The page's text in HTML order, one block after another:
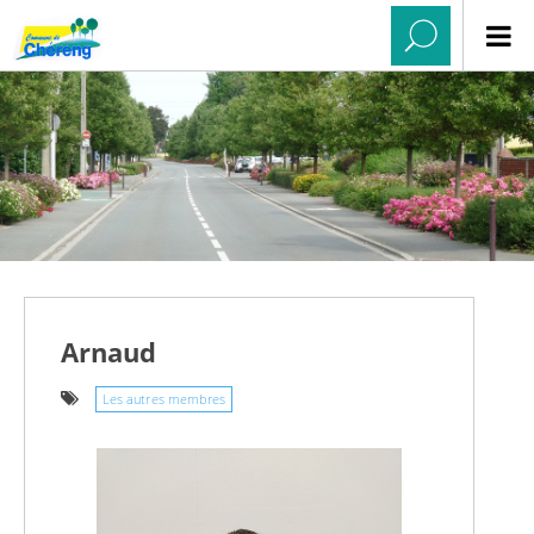
Arnaud
Les autres membres